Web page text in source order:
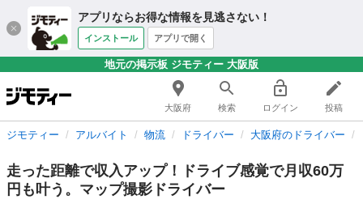
アプリならお得な情報を見逃さない！
インストール アプリで開く
地元の掲示板 ジモティー 大阪版
大阪府 検索 ログイン 投稿
ジモティー アルバイト 物流 ドライバー 大阪府のドライバー
走った距離で収入アップ！ドライブ感覚で月収60万
円も叶う。マップ撮影ドライバー